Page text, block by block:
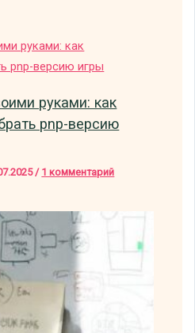
руками: как
pnp-версию
/ 1 комментарий